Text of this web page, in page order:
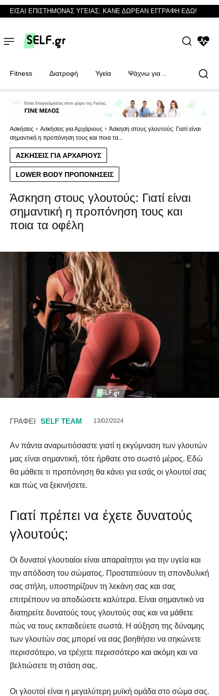
Φυσικοθεραπευτές
Φυσικοθεραπευτές
ΕΙΣΑΙ ΕΠΙΣΤΗΜΟΝΑΣ ΥΓΕΙΑΣ; ΚΑΝΕ ΔΩΡΕΑΝ ΕΓΓΡΑΦΗ ΕΔΩ!
Fitness Διατροφή Υγεία Ψάχνω για ..
Ασκήσεις Ασκήσεις για Αρχάριους
Άσκηση στους γλουτούς: Γιατί είναι
σημαντική η προπόνηση τους και ποια τα...
ΑΣΚΉΣΕΙΣ ΓΙΑ ΑΡΧΆΡΙΟΥΣ
LOWER BODY ΠΡΟΠΟΝΉΣΕΙΣ
Άσκηση στους γλουτούς: Γιατί είναι
σημαντική η προπόνηση τους και
ποια τα οφέλη
ΓΡΑΦΕΙ SELF TEAM 13/02/2024
Αν πάντα αναρωτιόσαστε γιατί η εκγύμναση των γλουτών
μας είναι σημαντική, τότε ήρθατε στο σωστό μέρος. Εδώ
θα μάθετε τι προπόνηση θα κάνει για εσάς οι γλουτοί σας
και πώς να ξεκινήσετε.
Γιατί πρέπει να έχετε δυνατούς
γλουτούς;
Οι δυνατοί γλουτιαίοι είναι απαραίτητοι για την υγεία και
την απόδοση του σώματος. Προστατεύουν τη σπονδυλική
σας στήλη, υποστηρίζουν τη λεκάνη σας και σας
επιτρέπουν να αποδώσετε καλύτερα. Είναι σημαντικό να
διατηρείτε δυνατούς τους γλουτούς σας και να μάθετε
πώς να τους εκπαιδεύετε σωστά. Η αύξηση της δύναμης
των γλουτών σας μπορεί να σας βοηθήσει να σηκώνετε
περισσότερο, να τρέχετε περισσότερο και ακόμη και να
βελτιώσετε τη στάση σας.
Οι γλουτοί είναι η μεγαλύτερη μυϊκή ομάδα στο σώμα σας.